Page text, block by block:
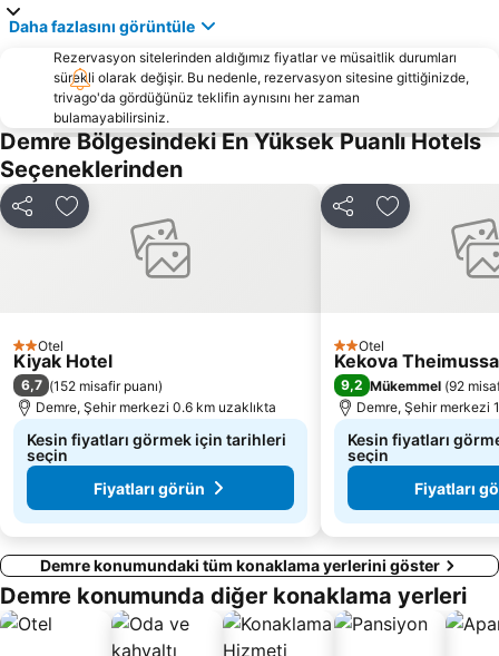
Daha fazlasını görüntüle
Rezervasyon sitelerinden aldığımız fiyatlar ve müsaitlik durumları
sürekli olarak değişir. Bu nedenle, rezervasyon sitesine gittiğinizde,
trivago'da gördüğünüz teklifin aynısını her zaman
bulamayabilirsiniz.
Demre Bölgesindeki En Yüksek Puanlı Hotels
Seçeneklerinden
Paylaş Favorilerime ekle
2 Yıldız
Otel
Kiyak Hotel
6,7 (152 misafir puanı)
Demre, Şehir merkezi 0.6 km uzaklıkta
Kesin fiyatları görmek için tarihleri
seçin
Fiyatları görün
Paylaş Favorilerime
2 Yıldız
Otel
Kekova Theimussa
9,2 Mükemmel (92
Demre, Şehir merkezi
Kesin fiyatları
seçin
Fiyatları
Demre konumundaki tüm konaklama yerlerini göster
Demre konumunda diğer konaklama yerleri